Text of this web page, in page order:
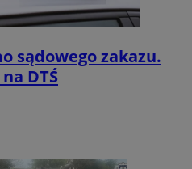
sądowego zakazu.
DTŚ